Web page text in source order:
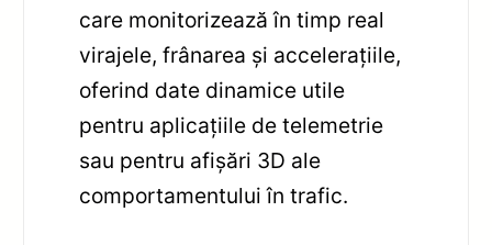
care monitorizează în timp real
virajele, frânarea și accelerațiile,
oferind date dinamice utile
pentru aplicațiile de telemetrie
sau pentru afișări 3D ale
comportamentului în trafic.